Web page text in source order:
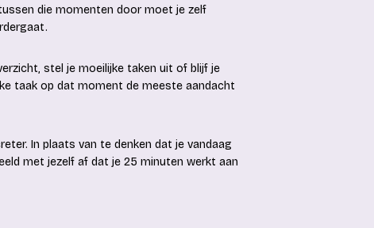
die momenten door moet je zelf
stel je moeilijke taken uit of blijf je
taak op dat moment de meeste aandacht
In plaats van te denken dat je vandaag
met jezelf af dat je 25 minuten werkt aan